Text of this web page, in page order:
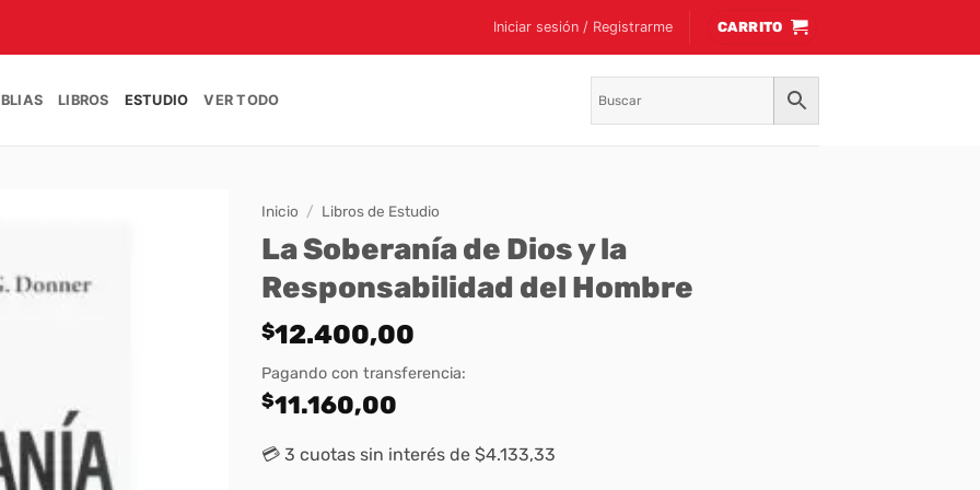
Iniciar sesión / Registrarme CARRITO
LIBROS ESTUDIO VER TODO
Inicio / Libros de Estudio
La Soberanía de Dios y la
Responsabilidad del Hombre
$12.400,00
Pagando con transferencia:
$11.160,00
💳 3 cuotas sin interés de $4.133,33